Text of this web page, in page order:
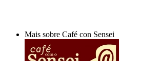
Mais sobre Café con Sensei